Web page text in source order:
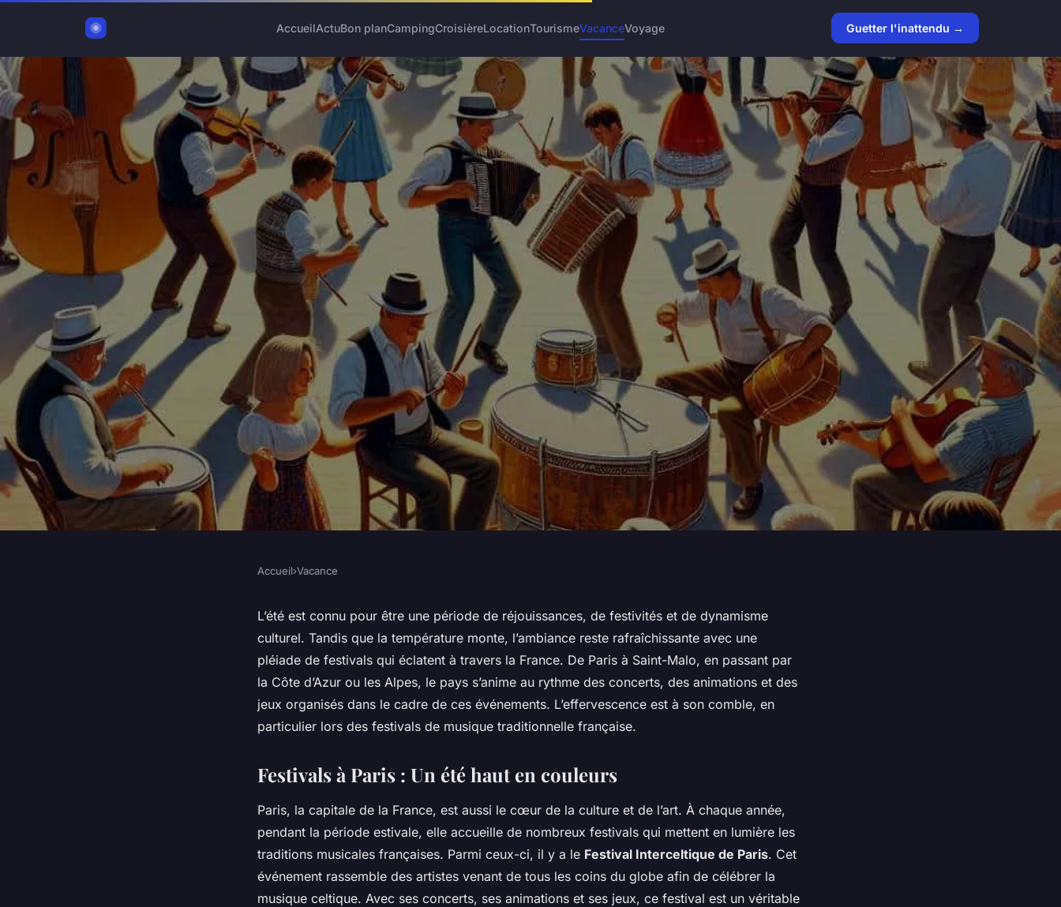
AccueilActuBon planCampingCroisièreLocationTourismeVacanceVoyage Guetter l'inattendu →
Quels festivals de musique
traditionnelle française ne pas
manquer en été ?
Accueil›Vacance
L’été est connu pour être une période de réjouissances, de festivités et de dynamisme
culturel. Tandis que la température monte, l’ambiance reste rafraîchissante avec une
pléiade de festivals qui éclatent à travers la France. De Paris à Saint-Malo, en passant par
la Côte d’Azur ou les Alpes, le pays s’anime au rythme des concerts, des animations et des
jeux organisés dans le cadre de ces événements. L’effervescence est à son comble, en
particulier lors des festivals de musique traditionnelle française.
Festivals à Paris : Un été haut en couleurs
Paris, la capitale de la France, est aussi le cœur de la culture et de l’art. À chaque année,
pendant la période estivale, elle accueille de nombreux festivals qui mettent en lumière les
traditions musicales françaises. Parmi ceux-ci, il y a le Festival Interceltique de Paris. Cet
événement rassemble des artistes venant de tous les coins du globe afin de célébrer la
musique celtique. Avec ses concerts, ses animations et ses jeux, ce festival est un véritable